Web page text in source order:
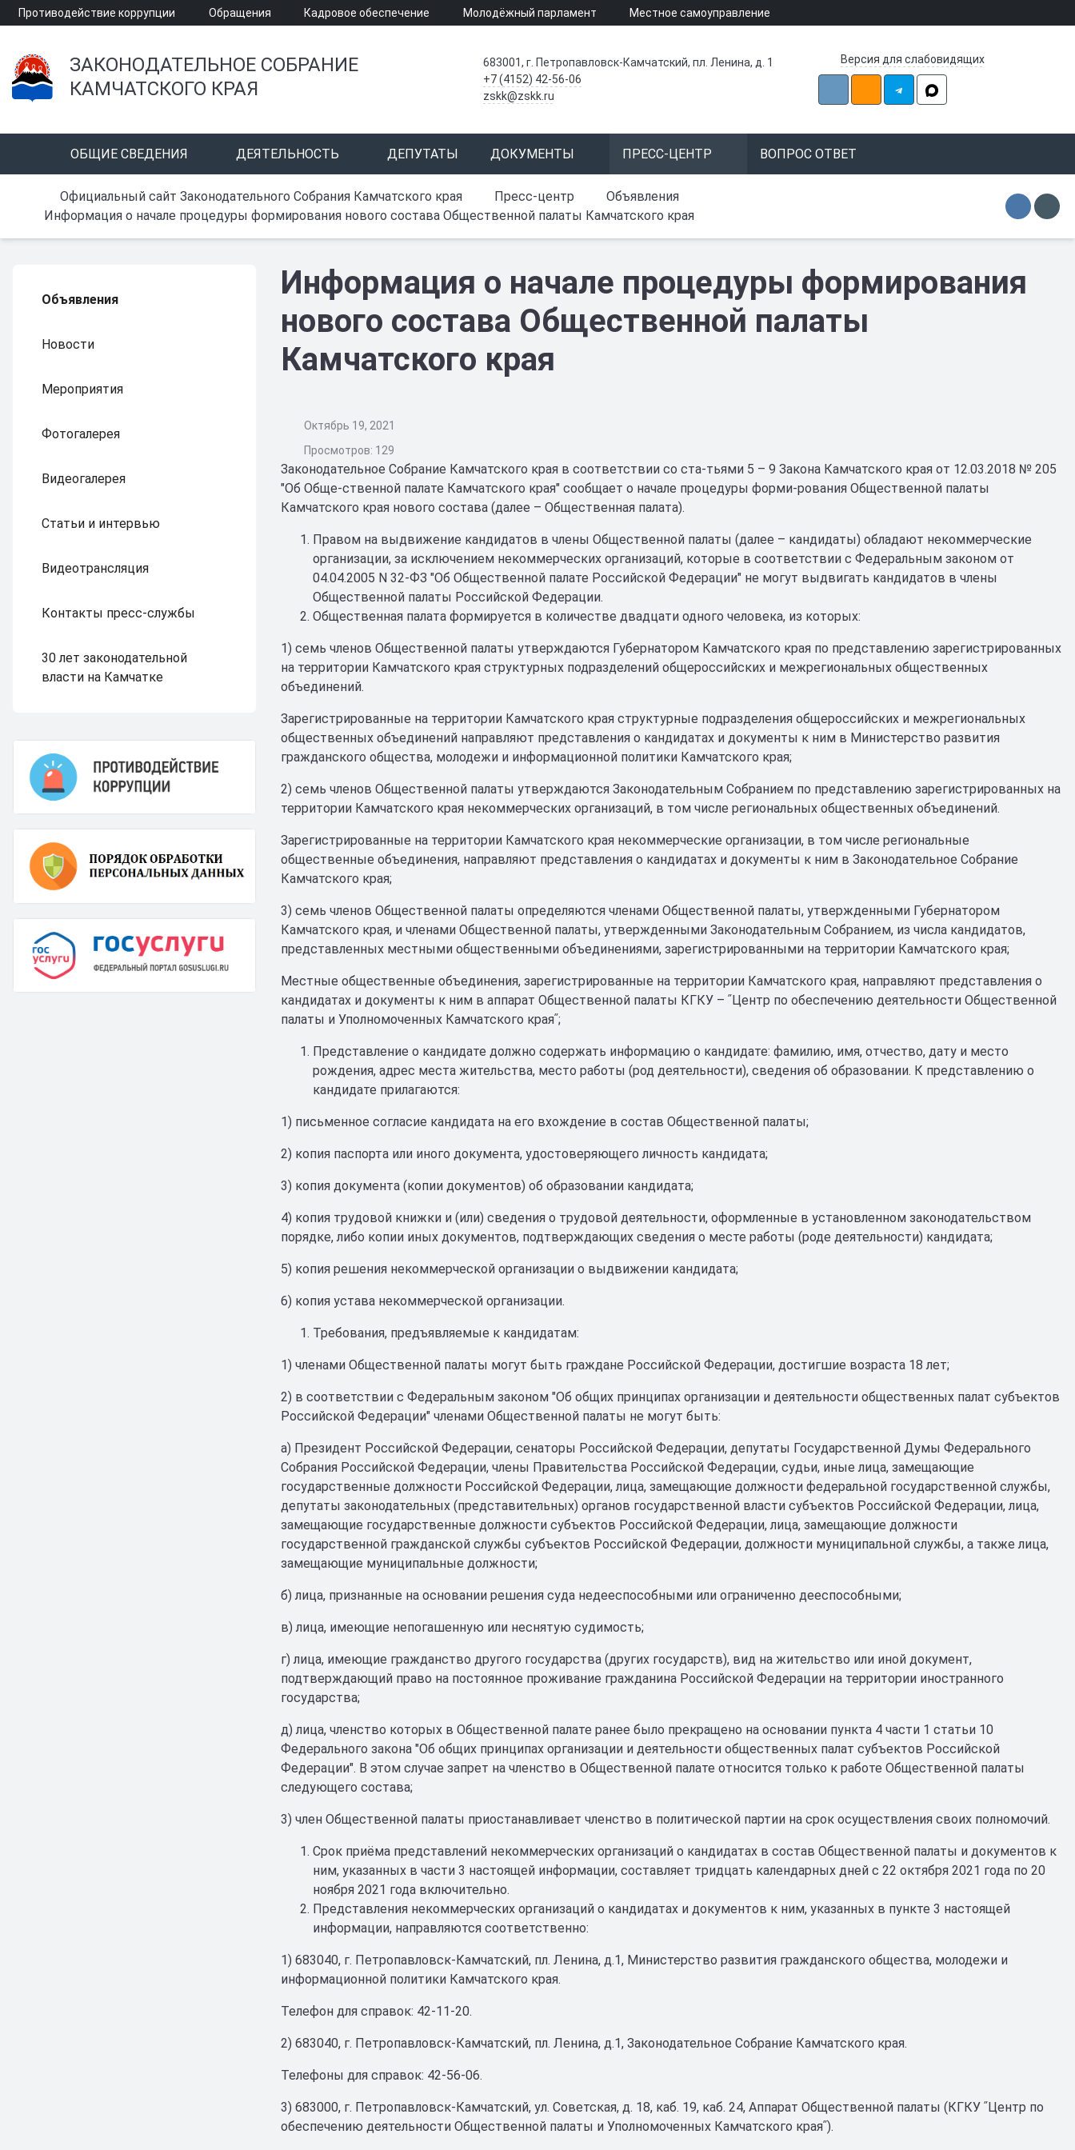
Противодействие коррупции Обращения Кадровое обеспечение Молодёжный парламент Местное самоуправление
ЗАКОНОДАТЕЛЬНОЕ СОБРАНИЕ
КАМЧАТСКОГО КРАЯ
683001, г. Петропавловск-Камчатский, пл. Ленина, д. 1
+7 (4152) 42-56-06
zskk@zskk.ru
Версия для слабовидящих
ОБЩИЕ СВЕДЕНИЯ ДЕЯТЕЛЬНОСТЬ ДЕПУТАТЫ ДОКУМЕНТЫ ПРЕСС-ЦЕНТР ВОПРОС ОТВЕТ
Официальный сайт Законодательного Собрания Камчатского края Пресс-центр
Объявления
Информация о начале процедуры формирования нового состава Общественной палаты Камчатского края
Объявления
Новости
Мероприятия
Фотогалерея
Видеогалерея
Статьи и интервью
Видеотрансляция
Контакты пресс-службы
30 лет законодательной
власти на Камчатке
Информация о начале процедуры формирования
нового состава Общественной палаты
Камчатского края
Октябрь 19, 2021
Просмотров: 129
Законодательное Собрание Камчатского края в соответствии со ста-тьями 5 – 9 Закона Камчатского края от 12.03.2018 № 205
"Об Обще-ственной палате Камчатского края" сообщает о начале процедуры форми-рования Общественной палаты
Камчатского края нового состава (далее – Общественная палата).
Правом на выдвижение кандидатов в члены Общественной палаты (далее – кандидаты) обладают некоммерческие
организации, за исключением некоммерческих организаций, которые в соответствии с Федеральным законом от
04.04.2005 N 32-ФЗ "Об Общественной палате Российской Федерации" не могут выдвигать кандидатов в члены
Общественной палаты Российской Федерации.
Общественная палата формируется в количестве двадцати одного человека, из которых:
1) семь членов Общественной палаты утверждаются Губернатором Камчатского края по представлению зарегистрированных
на территории Камчатского края структурных подразделений общероссийских и межрегиональных общественных
объединений.
Зарегистрированные на территории Камчатского края структурные подразделения общероссийских и межрегиональных
общественных объединений направляют представления о кандидатах и документы к ним в Министерство развития
гражданского общества, молодежи и информационной политики Камчатского края;
2) семь членов Общественной палаты утверждаются Законодательным Собранием по представлению зарегистрированных на
территории Камчатского края некоммерческих организаций, в том числе региональных общественных объединений.
Зарегистрированные на территории Камчатского края некоммерческие организации, в том числе региональные
общественные объединения, направляют представления о кандидатах и документы к ним в Законодательное Собрание
Камчатского края;
3) семь членов Общественной палаты определяются членами Общественной палаты, утвержденными Губернатором
Камчатского края, и членами Общественной палаты, утвержденными Законодательным Собранием, из числа кандидатов,
представленных местными общественными объединениями, зарегистрированными на территории Камчатского края;
Местные общественные объединения, зарегистрированные на территории Камчатского края, направляют представления о
кандидатах и документы к ним в аппарат Общественной палаты КГКУ – ʺЦентр по обеспечению деятельности Общественной
палаты и Уполномоченных Камчатского краяʺ;
Представление о кандидате должно содержать информацию о кандидате: фамилию, имя, отчество, дату и место
рождения, адрес места жительства, место работы (род деятельности), сведения об образовании. К представлению о
кандидате прилагаются:
1) письменное согласие кандидата на его вхождение в состав Общественной палаты;
2) копия паспорта или иного документа, удостоверяющего личность кандидата;
3) копия документа (копии документов) об образовании кандидата;
4) копия трудовой книжки и (или) сведения о трудовой деятельности, оформленные в установленном законодательством
порядке, либо копии иных документов, подтверждающих сведения о месте работы (роде деятельности) кандидата;
5) копия решения некоммерческой организации о выдвижении кандидата;
6) копия устава некоммерческой организации.
Требования, предъявляемые к кандидатам:
1) членами Общественной палаты могут быть граждане Российской Федерации, достигшие возраста 18 лет;
2) в соответствии с Федеральным законом "Об общих принципах организации и деятельности общественных палат субъектов
Российской Федерации" членами Общественной палаты не могут быть:
а) Президент Российской Федерации, сенаторы Российской Федерации, депутаты Государственной Думы Федерального
Собрания Российской Федерации, члены Правительства Российской Федерации, судьи, иные лица, замещающие
государственные должности Российской Федерации, лица, замещающие должности федеральной государственной службы,
депутаты законодательных (представительных) органов государственной власти субъектов Российской Федерации, лица,
замещающие государственные должности субъектов Российской Федерации, лица, замещающие должности
государственной гражданской службы субъектов Российской Федерации, должности муниципальной службы, а также лица,
замещающие муниципальные должности;
б) лица, признанные на основании решения суда недееспособными или ограниченно дееспособными;
в) лица, имеющие непогашенную или неснятую судимость;
г) лица, имеющие гражданство другого государства (других государств), вид на жительство или иной документ,
подтверждающий право на постоянное проживание гражданина Российской Федерации на территории иностранного
государства;
д) лица, членство которых в Общественной палате ранее было прекращено на основании пункта 4 части 1 статьи 10
Федерального закона "Об общих принципах организации и деятельности общественных палат субъектов Российской
Федерации". В этом случае запрет на членство в Общественной палате относится только к работе Общественной палаты
следующего состава;
3) член Общественной палаты приостанавливает членство в политической партии на срок осуществления своих полномочий.
Срок приёма представлений некоммерческих организаций о кандидатах в состав Общественной палаты и документов к
ним, указанных в части 3 настоящей информации, составляет тридцать календарных дней с 22 октября 2021 года по 20
ноября 2021 года включительно.
Представления некоммерческих организаций о кандидатах и документов к ним, указанных в пункте 3 настоящей
информации, направляются соответственно:
1) 683040, г. Петропавловск-Камчатский, пл. Ленина, д.1, Министерство развития гражданского общества, молодежи и
информационной политики Камчатского края.
Телефон для справок: 42-11-20.
2) 683040, г. Петропавловск-Камчатский, пл. Ленина, д.1, Законодательное Собрание Камчатского края.
Телефоны для справок: 42-56-06.
3) 683000, г. Петропавловск-Камчатский, ул. Советская, д. 18, каб. 19, каб. 24, Аппарат Общественной палаты (КГКУ ʺЦентр по
обеспечению деятельности Общественной палаты и Уполномоченных Камчатского краяʺ).